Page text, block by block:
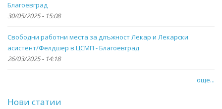
Благоевград
30/05/2025 - 15:08
Свободни работни места за длъжност Лекар и Лекарски
асистент/Фелдшер в ЦСМП - Благоевград
26/03/2025 - 14:18
още...
Нови статии